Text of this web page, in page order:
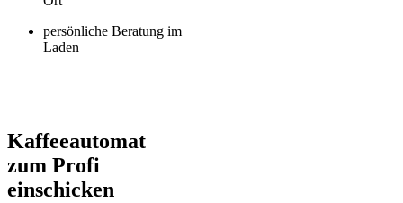
persönliche Beratung im
Laden
Kaffeeautomat
zum Profi
einschicken